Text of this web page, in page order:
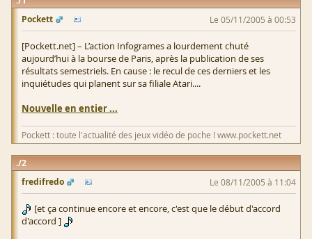
Pockett
Le 05/11/2005 à 00:53
[Pockett.net] – L’action Infogrames a lourdement chuté
aujourd’hui à la bourse de Paris, après la publication de ses
résultats semestriels. En cause : le recul de ces derniers et les
inquiétudes qui planent sur sa filiale Atari....
Nouvelle en entier ...
Pockett : toute l'actualité des jeux vidéo de poche ! www.pockett.net
2
fredifredo
Le 08/11/2005 à 11:04
[et ça continue encore et encore, c'est que le début d'accord
d'accord ]